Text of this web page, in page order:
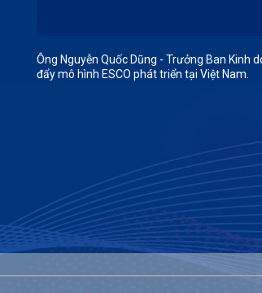
Ông Nguyễn Quốc Dũng - Trưởng Ban Kinh
đẩy mô hình ESCO phát triển tại Việt Nam.